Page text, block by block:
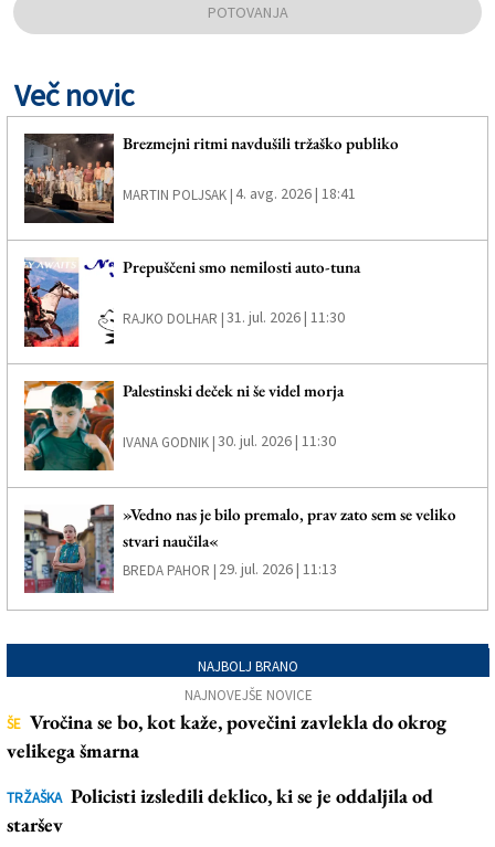
POTOVANJA
Več novic
Brezmejni ritmi navdušili tržaško publiko
MARTIN POLJSAK |4. avg. 2026 | 18:41
Prepuščeni smo nemilosti auto-tuna
RAJKO DOLHAR |31. jul. 2026 | 11:30
Palestinski deček ni še videl morja
IVANA GODNIK |30. jul. 2026 | 11:30
»Vedno nas je bilo premalo, prav zato sem se veliko
stvari naučila«
BREDA PAHOR | 29. jul. 2026 | 11:13
NAJBOLJ BRANO
NAJNOVEJŠE NOVICE
ŠE Vročina se bo, kot kaže, povečini zavlekla do okrog
velikega šmarna
TRŽAŠKA Policisti izsledili deklico, ki se je oddaljila od
staršev